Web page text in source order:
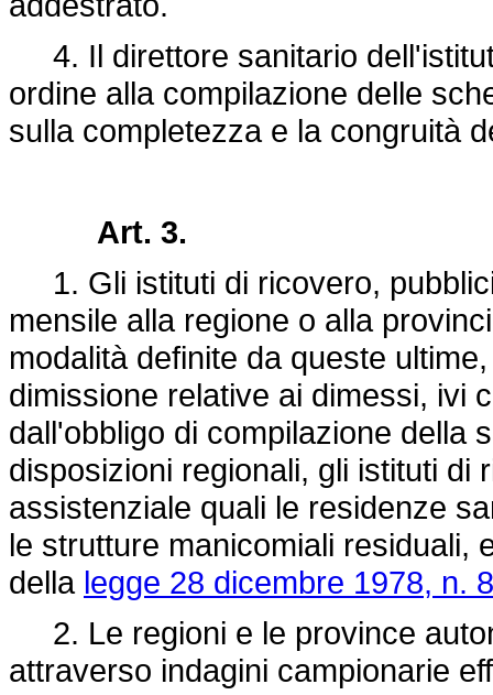
4. Il direttore sanitario
ordine alla compilazione delle
sulla completezza e la congruità
Art. 3.
1. Gli istituti di ricovero,
mensile alla regione o alla
modalità definite da queste
dimissione relative ai dimessi, ivi
dall'obbligo di compilazione della
disposizioni regionali, gli istituti
assistenziale quali le residenze
le strutture manicomiali residuali,
della legge 28 dicembre 1978, n.
2. Le regioni e le province
attraverso indagini campionarie